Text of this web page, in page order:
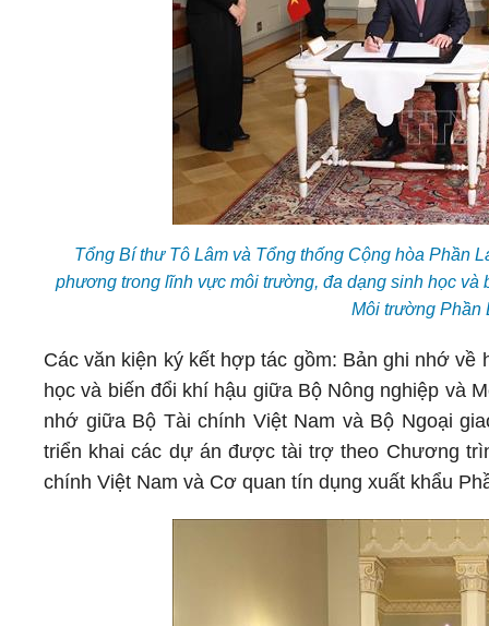
Tổng Bí thư Tô Lâm và Tổng thống Cộng hòa Phần
phương trong lĩnh vực môi trường, đa dạng sinh học
Môi trường Phần
Các văn kiện ký kết hợp tác gồm: Bản ghi nhớ
học và biến đổi khí hậu giữa Bộ Nông nghiệp và
nhớ giữa Bộ Tài chính Việt Nam và Bộ Ngoại
triển khai các dự án được tài trợ theo Chương
chính Việt Nam và Cơ quan tín dụng xuất khẩu